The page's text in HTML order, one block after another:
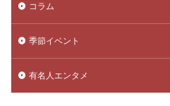
コラム
季節イベント
有名人エンタメ